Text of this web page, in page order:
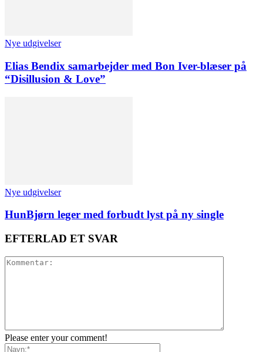
Nye udgivelser
Elias Bendix samarbejder med Bon Iver-blæser på
“Disillusion & Love”
Nye udgivelser
HunBjørn leger med forbudt lyst på ny single
EFTERLAD ET SVAR
Please enter your comment!